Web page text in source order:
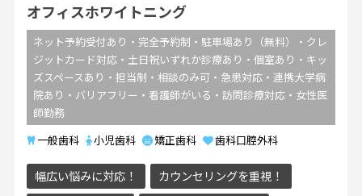
オフィスホワイトニング
ネット予約受付あり・完全予約制・駐車場あり（無料）・クレ
ジットカード対応・土日祝いずれか診療あり・個室あり・キッ
ズスペースあり・担当制・相談のみ可・急患対応・連携大学病
院あり・バリアフリー・看護師がいる・訪問診療対応・女性医
師勤務
一般歯科
小児歯科 矯正歯科 歯科口腔外科
幅広い悩みに対応！
カウンセリングを重視！